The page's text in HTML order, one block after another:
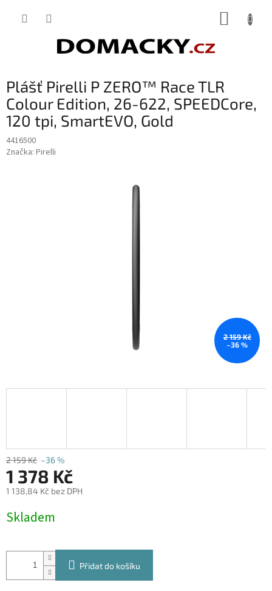
Plášť Pirelli P ZERO™ Race TLR
Colour Edition, 26-622, SPEEDCore,
120 tpi, SmartEVO, Gold
4416500
Značka: Pirelli
2 159 Kč
–36 %
2 159 Kč –36 %
1 378 Kč
1 138,84 Kč bez DPH
cena:
Skladem
Přidat do košíku